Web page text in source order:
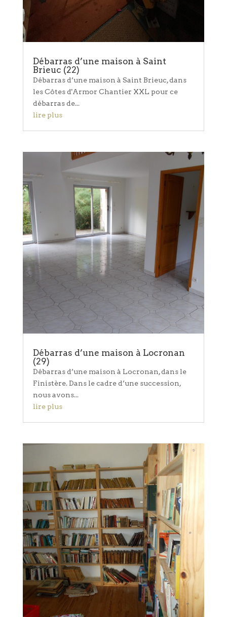
Débarras d’une maison à Saint
Brieuc (22)
Débarras d’une maison à Saint Brieuc, dans
les Côtes d'Armor Chantier XXL pour ce
débarras de...
lire plus
Débarras d’une maison à Locronan
(29)
Débarras d’une maison à Locronan, dans le
Finistère. Dans le cadre d’une succession,
nous avons...
lire plus